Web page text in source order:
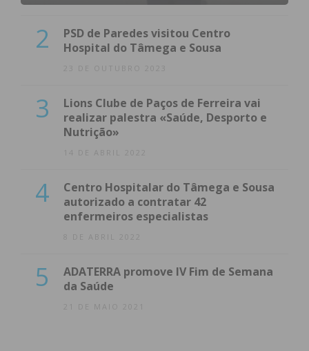
2
PSD de Paredes visitou Centro
Hospital do Tâmega e Sousa
23 DE OUTUBRO 2023
3
Lions Clube de Paços de Ferreira vai
realizar palestra «Saúde, Desporto e
Nutrição»
14 DE ABRIL 2022
4
Centro Hospitalar do Tâmega e Sousa
autorizado a contratar 42
enfermeiros especialistas
8 DE ABRIL 2022
5
ADATERRA promove IV Fim de Semana
da Saúde
21 DE MAIO 2021